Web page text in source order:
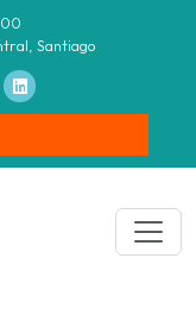
Santiago